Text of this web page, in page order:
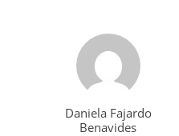
Daniela Fajardo
Benavides